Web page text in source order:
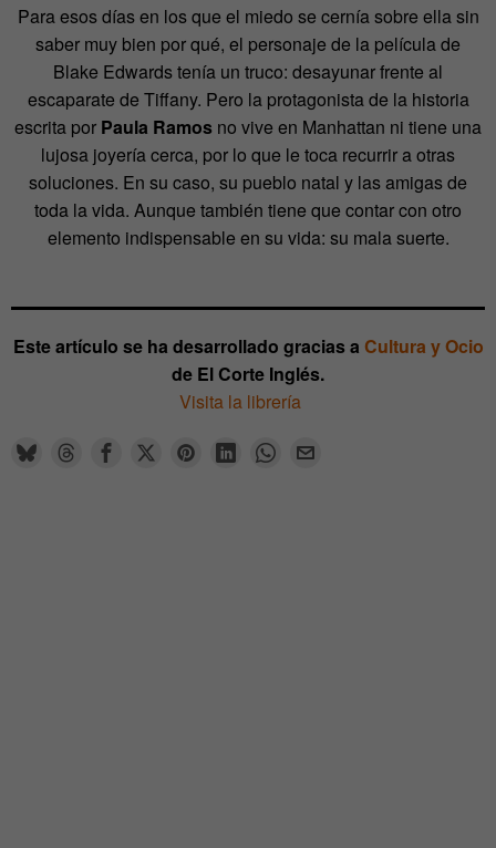
Para esos días en los que el miedo se cernía sobre ella sin
saber muy bien por qué, el personaje de la película de
Blake Edwards tenía un truco: desayunar frente al
escaparate de Tiffany. Pero la protagonista de la historia
escrita por Paula Ramos no vive en Manhattan ni tiene una
lujosa joyería cerca, por lo que le toca recurrir a otras
soluciones. En su caso, su pueblo natal y las amigas de
toda la vida. Aunque también tiene que contar con otro
elemento indispensable en su vida: su mala suerte.
Este artículo se ha desarrollado gracias a Cultura y Ocio
de El Corte Inglés.
Visita la librería